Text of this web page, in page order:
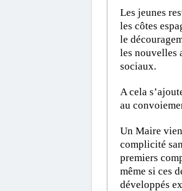
Les jeunes
les côtes
le
les nouvelles
sociaux.
A cela
au
Un Maire
complicité
premiers
même si ces
développés